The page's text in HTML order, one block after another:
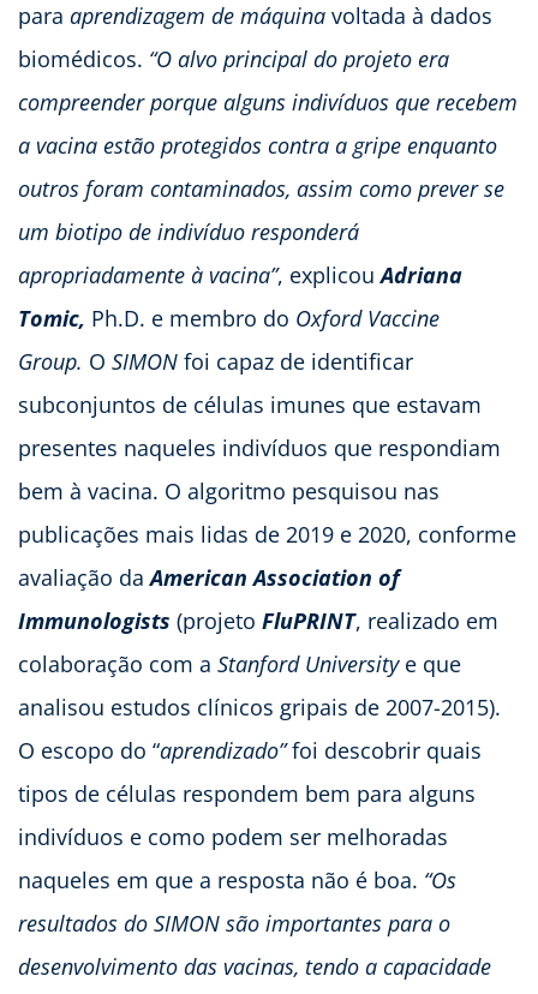
para aprendizagem de máquina voltada à dados
biomédicos. “O alvo principal do projeto era
compreender porque alguns indivíduos que recebem
a vacina estão protegidos contra a gripe enquanto
outros foram contaminados, assim como prever se
um biotipo de indivíduo responderá
apropriadamente à vacina”, explicouAdriana
Tomic, Ph.D. e membro do Oxford Vaccine
Group. O SIMON foi capaz de identificar
subconjuntos de células imunes que estavam
presentes naqueles indivíduos que respondiam
bem à vacina. O algoritmo pesquisou nas
publicações mais lidas de 2019 e 2020, conforme
avaliação daAmerican Association of
Immunologists (projeto FluPRINT, realizado em
colaboração com a Stanford Universitye que
analisou estudos clínicos gripais de 2007-2015).
O escopo do “aprendizado”foi descobrir quais
tipos de células respondem bem para alguns
indivíduos e como podem ser melhoradas
naqueles em que a resposta não é boa. “Os
resultados do SIMON são importantes para o
desenvolvimento das vacinas, tendo a capacidade